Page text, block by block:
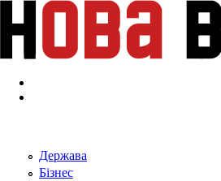
Перейти к основному содержанию
Держава
Бізнес